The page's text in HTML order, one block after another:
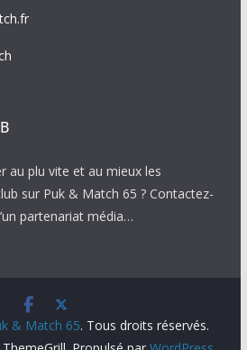
au plu vite et au mieux les
sur Puk & Match 65 ? Contactez-
partenariat média…
& Match 65. Tous droits réservés.